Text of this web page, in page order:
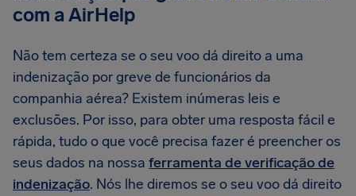
com a AirHelp
Não tem certeza se o seu voo dá direito a uma
indenização por greve de funcionários da
companhia aérea? Existem inúmeras leis e
exclusões. Por isso, para obter uma resposta fácil e
rápida, tudo o que você precisa fazer é preencher os
seus dados na nossa ferramenta de verificação de
indenização. Nós lhe diremos se o seu voo dá direito